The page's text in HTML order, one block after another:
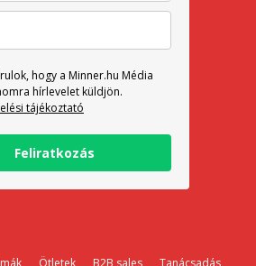
hogy a Minner.hu Média
hírlevelet küldjön.
tájékoztató
Feliratkozás
Ötletek B2B sales Tanácsadás